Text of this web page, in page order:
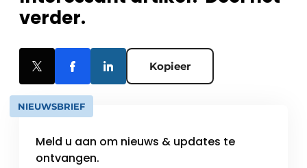
verder.
Kopieer
NIEUWSBRIEF
Meld u aan om nieuws & updates te
ontvangen.